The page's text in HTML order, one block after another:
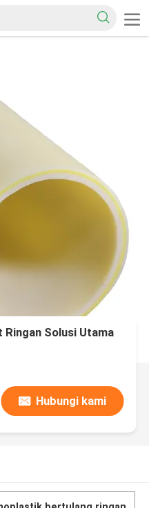
Solusi Utama
Hubungi kami